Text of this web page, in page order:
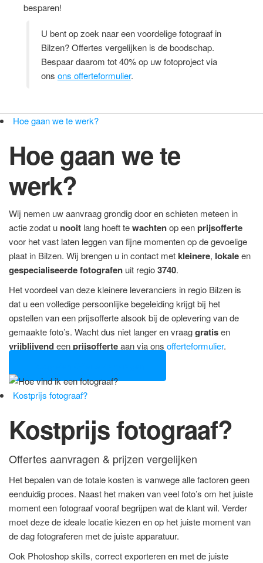
besparen!
U bent op zoek naar een voordelige fotograaf in
Bilzen? Offertes vergelijken is de boodschap.
Bespaar daarom tot 40% op uw fotoproject via
ons ons offerteformulier.
Hoe gaan we te werk?
Hoe gaan we te
werk?
Wij nemen uw aanvraag grondig door en schieten meteen in
actie zodat u nooit lang hoeft tewachtenop eenprijsofferte
voor het vast laten leggen van fijne momenten op de gevoelige
plaat in Bilzen. Wij brengen u in contact metkleinere, lokaleen
gespecialiseerde fotografen uit regio3740.
Het voordeel van deze kleinere leveranciers in regio Bilzen is
dat u een volledige persoonlijke begeleiding krijgt bij het
opstellen van een prijsofferte alsook bij de oplevering van de
gemaakte foto’s. Wacht dus niet langer en vraaggratisen
vrijblijvendeenprijsofferteaan via ons offerteformulier.
Kostprijs fotograaf?
Kostprijs fotograaf?
Offertes aanvragen & prijzen vergelijken
Het bepalen van de totale kosten is vanwege alle factoren geen
eenduidig proces. Naast het maken van veel foto’s om het juiste
moment een fotograaf vooraf begrijpen wat de klant wil. Verder
moet deze de ideale locatie kiezen en op het juiste moment van
de dag fotograferen met de juiste apparatuur.
Ook Photoshop skills, correct exporteren en met de juiste